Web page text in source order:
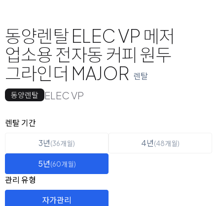
동양렌탈 ELEC VP 메저
업소용 전자동 커피 원두
그라인더 MAJOR 렌탈
동양렌탈 ELEC VP
옵션 선택
렌탈 선택
렌탈 기간
3년(36개월) 4년(48개월)
5년(60개월)
관리 유형
자가관리